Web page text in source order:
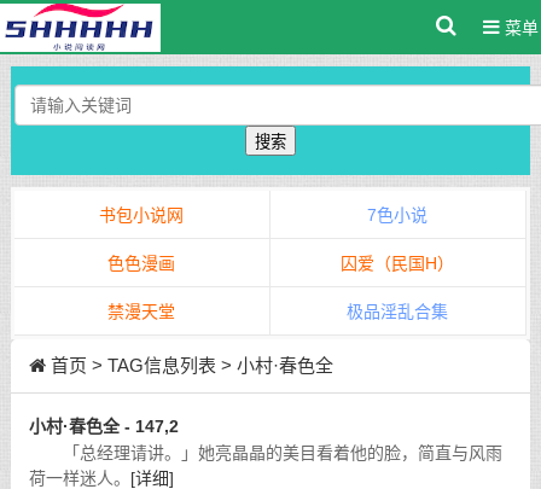
菜单
搜索
书包小说网 7色小说
色色漫画 囚爱（民国H）
禁漫天堂 极品淫乱合集
首页 > TAG信息列表 > 小村·春色全
小村·春色全 - 147,2
「总经理请讲。」她亮晶晶的美目看着他的脸，简直与风雨
荷一样迷人。 [详细]